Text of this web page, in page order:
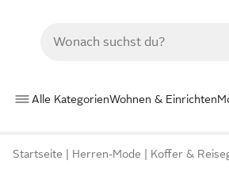
Alle KategorienWohnen & Einrichten
Startseite Herren-Mode Koffer &